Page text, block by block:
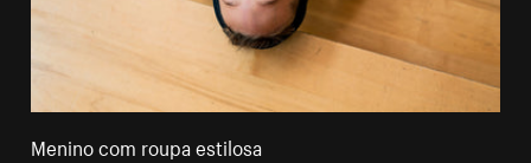
Menino com roupa estilosa